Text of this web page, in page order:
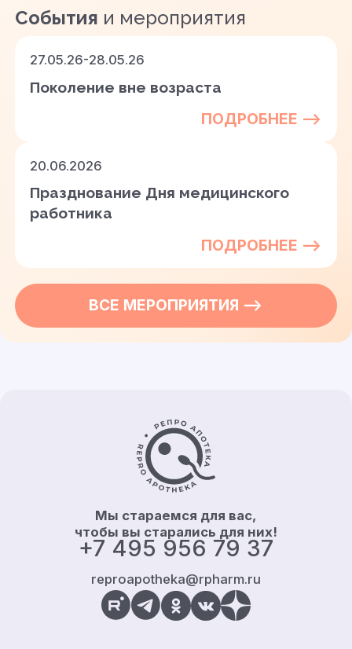
События и мероприятия
ВСЕ МЕРОПРИЯТИЯ —>
27.05.26-28.05.26
Поколение вне возраста
ПОДРОБНЕЕ —>
20.06.2026
Празднование Дня медицинского
работника
ПОДРОБНЕЕ —>
Контакты и информация
+7 495 956 79 37
reproapotheka@rpharm.ru
Мы стараемся для вас,
чтобы вы старались для них!